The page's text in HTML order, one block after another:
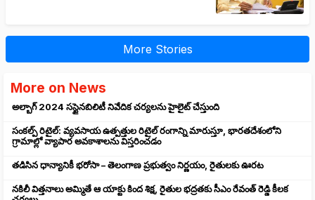
More Stories
More on News
అల్బాగ్ 2024 సస్టైనబిలిటీ నివేదిక చర్యలను హైలైట్ చేస్తుంది
సంకల్ప్ రిటైల్: వ్యవసాయ ఉత్పత్తుల రిటైల్ రంగాన్ని మారుస్తూ, భారతదేశంలోని
గ్రామాల్లో వ్యాపార అవకాశాలను విస్తరించడం
తడిసిన ధాన్యానికీ భరోసా – తెలంగాణ ప్రభుత్వం నిర్ణయం, రైతులకు ఊరట
నకిలీ విత్తనాలు అమ్మితే ఆ యాక్టు కింద శిక్ష, రైతుల భద్రతకు సీఎం రేవంత్ రెడ్డి కీలక